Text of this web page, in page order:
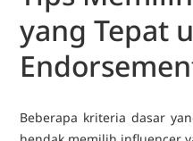
yang Tepat
Beberapa kriteria dasar